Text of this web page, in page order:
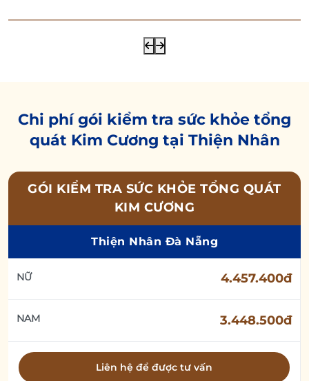
Chi phí gói kiểm tra sức khỏe tổng
quát Kim Cương tại Thiện Nhân
GÓI KIỂM TRA SỨC KHỎE TỔNG QUÁT
KIM CƯƠNG
Thiện Nhân Đà Nẵng
NỮ 4.457.400đ
NAM 3.448.500đ
Liên hệ để được tư vấn